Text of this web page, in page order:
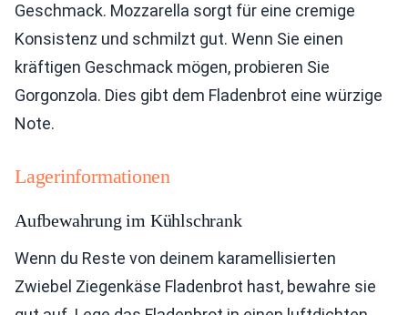
Geschmack. Mozzarella sorgt für eine cremige
Konsistenz und schmilzt gut. Wenn Sie einen
kräftigen Geschmack mögen, probieren Sie
Gorgonzola. Dies gibt dem Fladenbrot eine würzige
Note.
Lagerinformationen
Aufbewahrung im Kühlschrank
Wenn du Reste von deinem karamellisierten
Zwiebel Ziegenkäse Fladenbrot hast, bewahre sie